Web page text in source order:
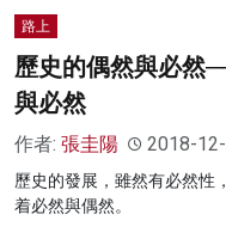
路上
歷史的偶然與必然
與必然
作者: 張圭陽 2018-
歷史的發展，雖然有必然性
着必然與偶然。